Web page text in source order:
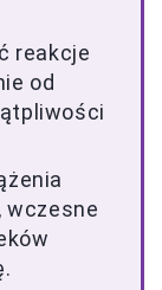
reakcje
od
wczesne